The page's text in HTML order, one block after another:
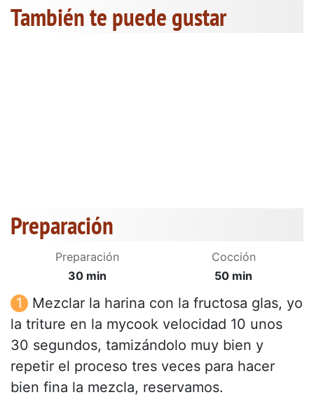
También te puede gustar
Preparación
Preparación
30 min
Cocción
50 min
Mezclar la harina con la fructosa glas, yo
la triture en la mycook velocidad 10 unos
30 segundos, tamizándolo muy bien y
repetir el proceso tres veces para hacer
bien fina la mezcla, reservamos.